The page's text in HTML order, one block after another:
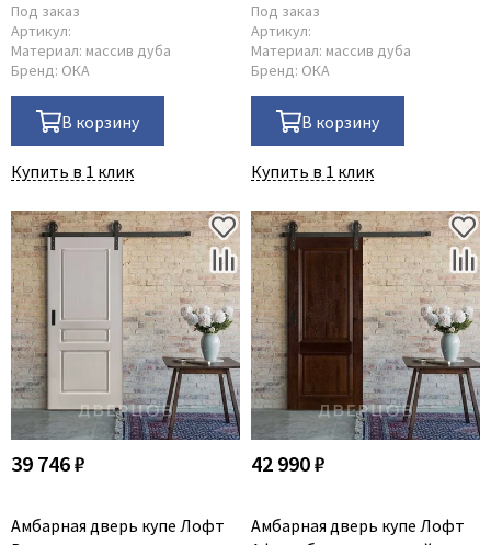
Под заказ
Артикул:
Материал: массив дуба
Бренд: ОКА
В корзину
Купить в 1 клик
Под заказ
Артикул:
Материал: массив дуба
Бренд: ОКА
В корзину
Купить в 1 клик
39 746 ₽
Амбарная дверь купе Лофт
42 990 ₽
Амбарная дверь купе Лофт